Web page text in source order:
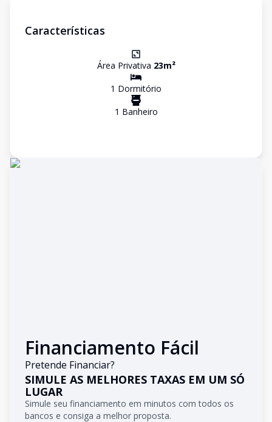
Características
Área Privativa 23m²
1 Dormitório
1 Banheiro
Financiamento Fácil
Pretende Financiar?
SIMULE AS MELHORES TAXAS EM UM SÓ
LUGAR
Simule seu financiamento em minutos com todos os
bancos e consiga a melhor proposta.